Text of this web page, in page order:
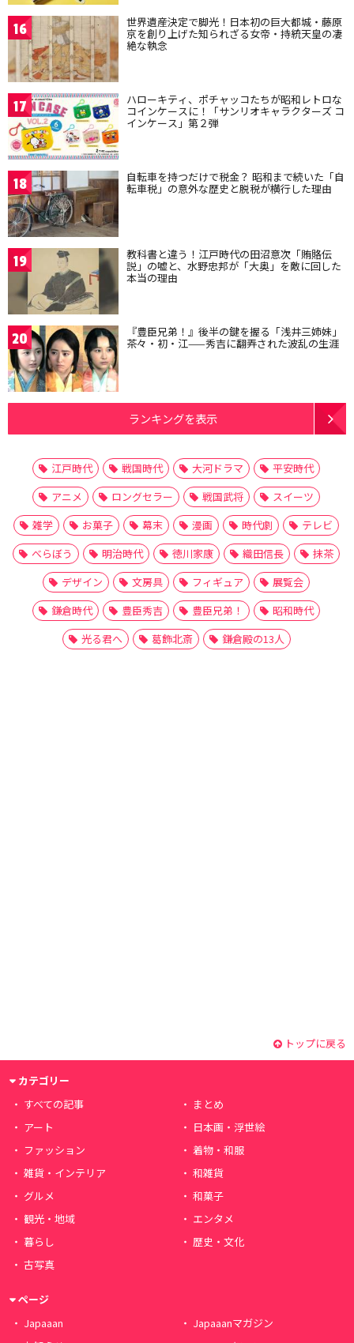
16 世界遺産決定で脚光！日本初の巨大都城・藤原
京を創り上げた知られざる女帝・持統天皇の凄
絶な執念
17 ハローキティ、ポチャッコたちが昭和レトロな
コインケースに！「サンリオキャラクターズ コ
インケース」第２弾
18 自転車を持つだけで税金？ 昭和まで続いた「自
転車税」の意外な歴史と脱税が横行した理由
19 教科書と違う！江戸時代の田沼意次「賄賂伝
説」の嘘と、水野忠邦が「大奥」を敵に回した
本当の理由
20 『豊臣兄弟！』後半の鍵を握る「浅井三姉妹」
茶々・初・江——秀吉に翻弄された波乱の生涯
ランキングを表示
江戸時代 戦国時代 大河ドラマ
平安時代
アニメ
ロングセラー 戦国武将
スイーツ
雑学
お菓子 幕末 漫画 時代劇
テレビ
べらぼう
明治時代 徳川家康 織田信長
抹茶
デザイン
文房具 フィギュア
展覧会
鎌倉時代
豊臣秀吉 豊臣兄弟！
昭和時代
光る君へ
葛飾北斎 鎌倉殿の13人
トップに戻る
カテゴリー
すべての記事
まとめ
アート
日本画・浮世絵
ファッション
着物・和服
雑貨・インテリア
和雑貨
グルメ
和菓子
観光・地域
エンタメ
暮らし
歴史・文化
古写真
ページ
Japaaan
Japaaanマガジン